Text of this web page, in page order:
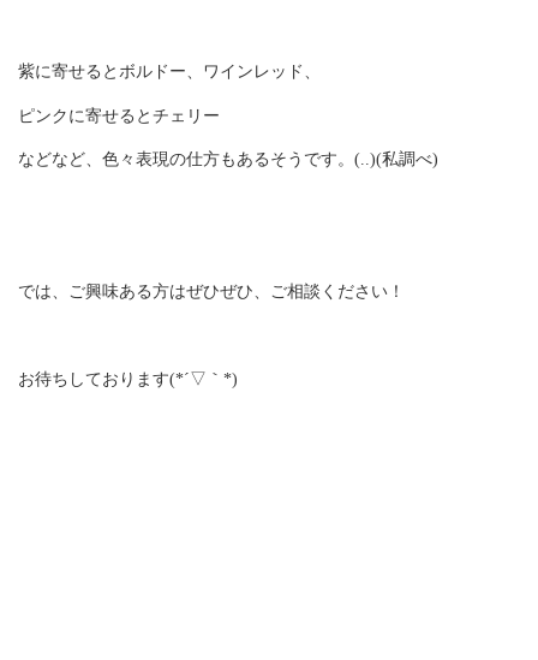
紫に寄せるとボルドー、ワインレッド、
ピンクに寄せるとチェリー
などなど、色々表現の仕方もあるそうです。(..)(私調べ)
では、ご興味ある方はぜひぜひ、ご相談ください！
お待ちしております(*´▽｀*)